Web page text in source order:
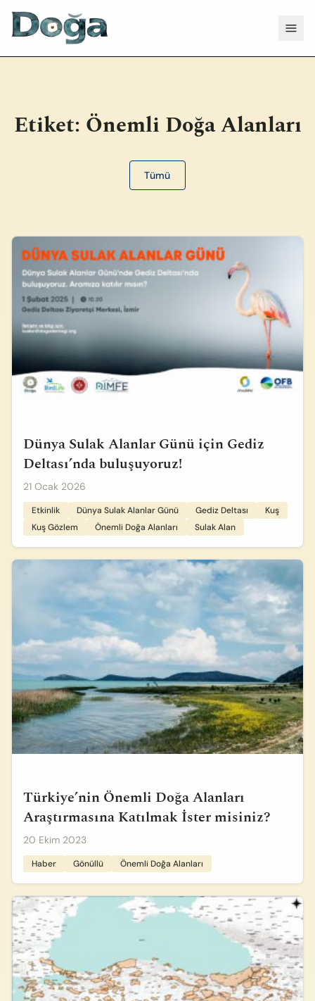
Etiket: Önemli Doğa Alanları
Tümü
Dünya Sulak Alanlar Günü için Gediz
Deltası’nda buluşuyoruz!
21 Ocak 2026
Etkinlik Dünya Sulak Alanlar Günü Gediz Deltası
Kuş
Kuş Gözlem
Önemli Doğa Alanları Sulak Alan
Türkiye’nin Önemli Doğa Alanları
Araştırmasına Katılmak İster misiniz?
20 Ekim 2023
Haber Gönüllü Önemli Doğa Alanları